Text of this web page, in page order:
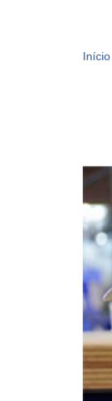
Início